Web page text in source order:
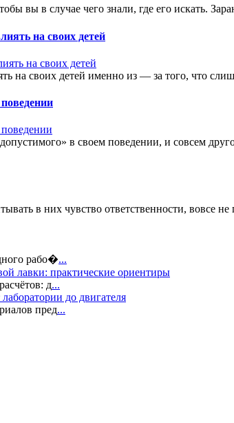
вы в случае чего знали, где его искать.
на своих детей
на своих детей именно из — за того, что
в своем поведении, и совсем
в них чувство ответственности, вовсе не
рабо�...
лавки: практические ориентиры
д...
до двигателя
пред...